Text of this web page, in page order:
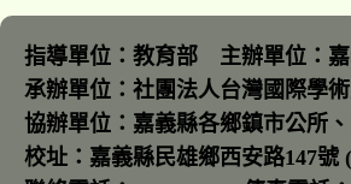
指導單位：教育部 主辦單位：
承辦單位：社團法人台灣國際學
協辦單位：嘉義縣各鄉鎮市公所
校址：嘉義縣民雄鄉西安路147號